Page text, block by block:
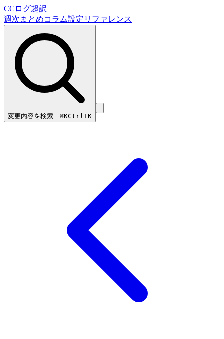
CCログ超訳
週次まとめコラム設定リファレンス
変更内容を検索…⌘KCtrl+K